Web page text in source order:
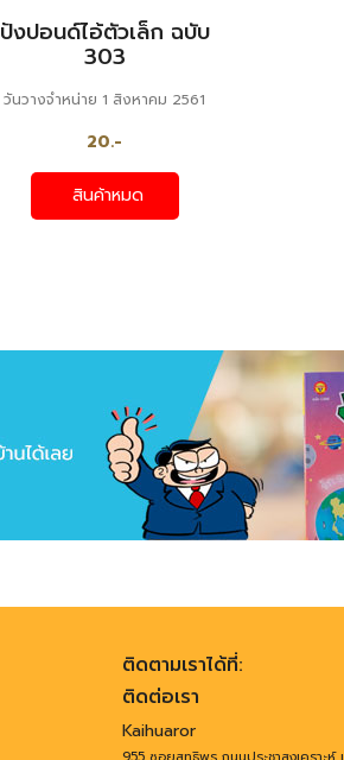
ปังปอนด์ไอ้ตัวเล็ก ฉบับ
303
วันวางจำหน่าย 1 สิงหาคม 2561
20.-
สินค้าหมด
ติดตามเราได้ที่:
ติดต่อเรา
Kaihuaror